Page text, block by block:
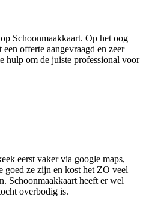
Schoonmaakkaart. Op het oog
offerte aangevraagd en zeer
om de juiste professional voor
eerst vaker via google maps,
goed ze zijn en kost het ZO veel
Schoonmaakkaart heeft er wel
overbodig is.